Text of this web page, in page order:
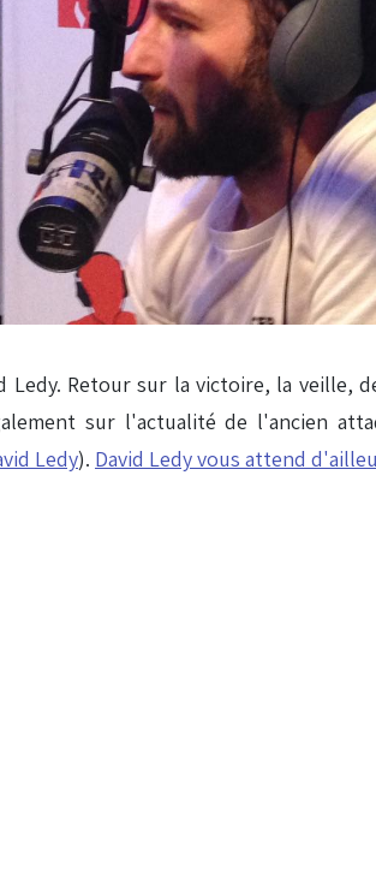
Retour sur la victoire, la veille,
sur l'actualité de l'ancien
Ledy). David Ledy vous attend